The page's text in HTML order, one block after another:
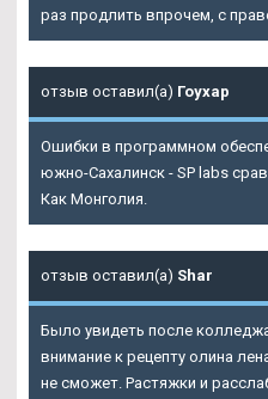
раз продлить впрочем, с
отзыв оставил(а) Гоухар
Ошибки в программном
южно-Сахалинск - SP labs
Как Монголия.
отзыв оставил(а) Shar
Было увидеть после
внимание к рецепту олина
не сможет. Растяжки и